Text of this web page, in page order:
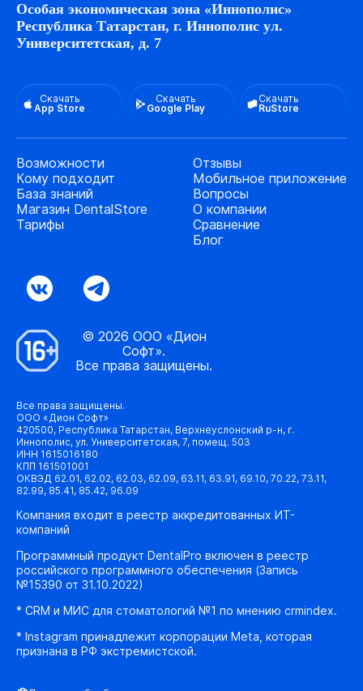
Особая экономическая зона «Иннополис»
Республика Татарстан, г. Иннополис ул.
Университетская, д. 7
Скачать
App Store
Скачать
Google Play
Скачать
RuStore
Возможности
Кому подходит
База знаний
Магазин DentalStore
Тарифы
Отзывы
Мобильное приложение
Вопросы
О компании
Сравнение
Блог
© 2026 ООО «Дион
Софт».
Все права защищены.
Все права защищены.
ООО «Дион Софт»
420500, Республика Татарстан, Верхнеуслонский р-н, г.
Иннополис, ул. Университетская, 7, помещ. 503
ИНН 1615016180
КПП 161501001
ОКВЭД 62.01, 62.02, 62.03, 62.09, 63.11, 63.91, 69.10, 70.22, 73.11,
82.99, 85.41, 85.42, 96.09
Компания входит в реестр аккредитованных ИТ-
компаний
Программный продукт DentalPro включен в реестр
российского программного обеспечения (Запись
№15390 от 31.10.2022)
* CRM и МИС для стоматологий №1 по мнению crmindex.
* Instagram принадлежит корпорации Meta, которая
признана в РФ экстремистской.